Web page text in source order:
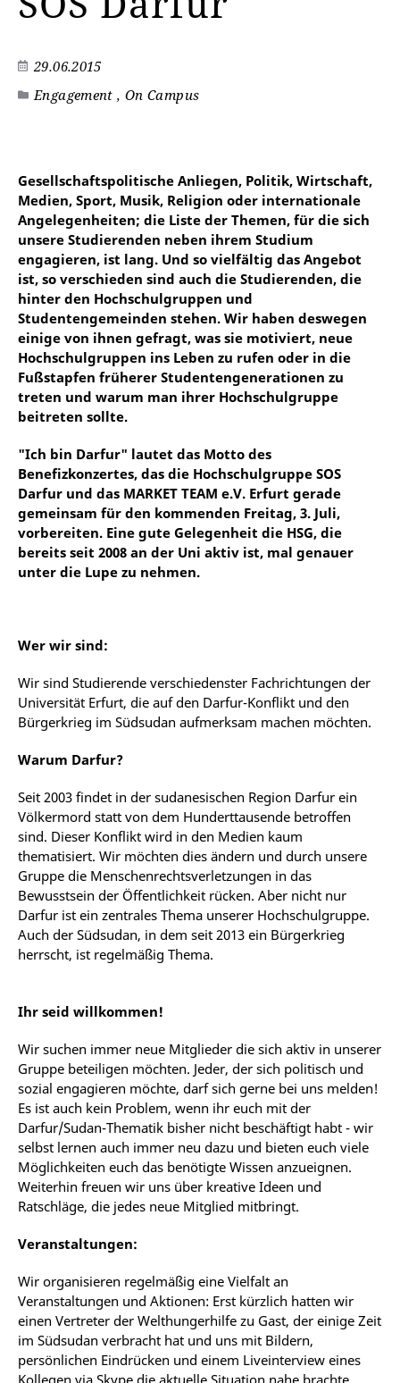
29.06.2015
Engagement , On Campus
Gesellschaftspolitische Anliegen, Politik, Wirtschaft,
Medien, Sport, Musik, Religion oder internationale
Angelegenheiten; die Liste der Themen, für die sich
unsere Studierenden neben ihrem Studium
engagieren, ist lang. Und so vielfältig das Angebot
ist, so verschieden sind auch die Studierenden, die
hinter den Hochschulgruppen und
Studentengemeinden stehen. Wir haben deswegen
einige von ihnen gefragt, was sie motiviert, neue
Hochschulgruppen ins Leben zu rufen oder in die
Fußstapfen früherer Studentengenerationen zu
treten und warum man ihrer Hochschulgruppe
beitreten sollte.
"Ich bin Darfur" lautet das Motto des
Benefizkonzertes, das die Hochschulgruppe SOS
Darfur und das MARKET TEAM e.V. Erfurt gerade
gemeinsam für den kommenden Freitag, 3. Juli,
vorbereiten. Eine gute Gelegenheit die HSG, die
bereits seit 2008 an der Uni aktiv ist, mal genauer
unter die Lupe zu nehmen.
Wer wir sind:
Wir sind Studierende verschiedenster Fachrichtungen der
Universität Erfurt, die auf den Darfur-Konflikt und den
Bürgerkrieg im Südsudan aufmerksam machen möchten.
Warum Darfur?
Seit 2003 findet in der sudanesischen Region Darfur ein
Völkermord statt von dem Hunderttausende betroffen
sind. Dieser Konflikt wird in den Medien kaum
thematisiert. Wir möchten dies ändern und durch unsere
Gruppe die Menschenrechtsverletzungen in das
Bewusstsein der Öffentlichkeit rücken. Aber nicht nur
Darfur ist ein zentrales Thema unserer Hochschulgruppe.
Auch der Südsudan, in dem seit 2013 ein Bürgerkrieg
herrscht, ist regelmäßig Thema.
Ihr seid willkommen!
Wir suchen immer neue Mitglieder die sich aktiv in unserer
Gruppe beteiligen möchten. Jeder, der sich politisch und
sozial engagieren möchte, darf sich gerne bei uns melden!
Es ist auch kein Problem, wenn ihr euch mit der
Darfur/Sudan-Thematik bisher nicht beschäftigt habt - wir
selbst lernen auch immer neu dazu und bieten euch viele
Möglichkeiten euch das benötigte Wissen anzueignen.
Weiterhin freuen wir uns über kreative Ideen und
Ratschläge, die jedes neue Mitglied mitbringt.
Veranstaltungen:
Wir organisieren regelmäßig eine Vielfalt an
Veranstaltungen und Aktionen: Erst kürzlich hatten wir
einen Vertreter der Welthungerhilfe zu Gast, der einige Zeit
im Südsudan verbracht hat und uns mit Bildern,
persönlichen Eindrücken und einem Liveinterview eines
Kollegen via Skype die aktuelle Situation nahe brachte.